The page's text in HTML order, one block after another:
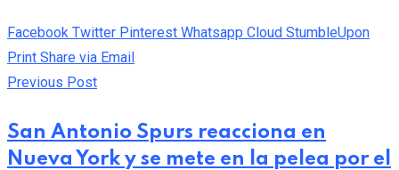
Facebook Twitter Pinterest Whatsapp Cloud StumbleUpon
Print Share via Email
Previous Post
San Antonio Spurs reacciona en
Nueva York y se mete en la pelea por el